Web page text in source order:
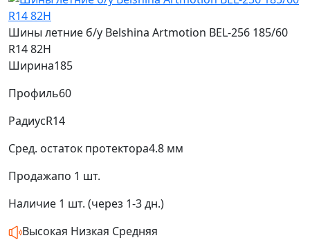
Шины летние б/у Belshina Artmotion BEL-256 185/60
R14 82H
Ширина185
Профиль60
РадиусR14
Сред. остаток протектора4.8 мм
Продажапо 1 шт.
Наличие 1 шт. (через 1-3 дн.)
Высокая Низкая Средняя